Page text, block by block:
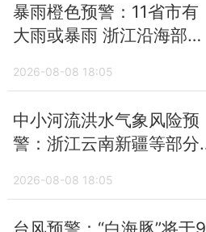
暴雨橙色预警：11省市有
大雨或暴雨 浙江沿海部分
2026-08-08 18:05
中小河流洪水气象风险预
警：浙江云南新疆等部分
2026-08-08 18:05